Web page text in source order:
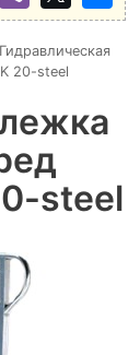
Гидравлическая
20-steel
steel